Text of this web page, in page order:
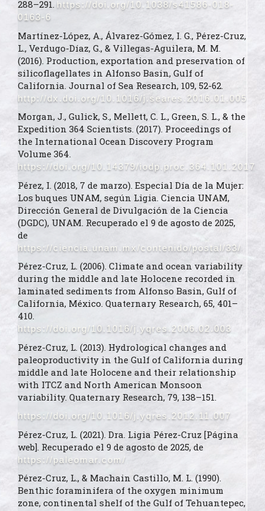
288–291. https://doi.org/10.1038/s41586-018-
0163-6
Martínez-López, A., Álvarez-Gómez, I. G., Pérez-Cruz,
L., Verdugo-Díaz, G., & Villegas-Aguilera, M. M.
(2016). Production, exportation and preservation of
silicoflagellates in Alfonso Basin, Gulf of
California. Journal of Sea Research, 109, 52-62.
http://dx.doi.org/10.1016/j.seares.2016.01.005
Morgan, J., Gulick, S., Mellett, C. L., Green, S. L., & the
Expedition 364 Scientists. (2017). Proceedings of
the International Ocean Discovery Program
Volume 364.
https://doi.org/10.14379/iodp.proc.364.101.2017
Pérez, I. (2018, 7 de marzo). Especial Día de la Mujer:
Los buques UNAM, según Ligia. Ciencia UNAM,
Dirección General de Divulgación de la Ciencia
(DGDC), UNAM. Recuperado el 9 de agosto de 2025,
de
https://ciencia.unam.mx/contenido/postal/33/
Pérez-Cruz, L. (2006). Climate and ocean variability
during the middle and late Holocene recorded in
laminated sediments from Alfonso Basin, Gulf of
California, México. Quaternary Research, 65, 401–
410.
https://doi.org/10.1016/j.yqres.2006.02.003
Pérez-Cruz, L. (2013). Hydrological changes and
paleoproductivity in the Gulf of California during
middle and late Holocene and their relationship
with ITCZ and North American Monsoon
variability. Quaternary Research, 79, 138–151.
https://doi.org/10.1016/j.yqres.2012.11.007
Pérez-Cruz, L. (2021). Dra. Ligia Pérez-Cruz [Página
web]. Recuperado el 9 de agosto de 2025, de
https://paleomar.com/
Pérez-Cruz, L., & Machain Castillo, M. L. (1990).
Benthic foraminifera of the oxygen minimum
zone, continental shelf of the Gulf of Tehuantepec,